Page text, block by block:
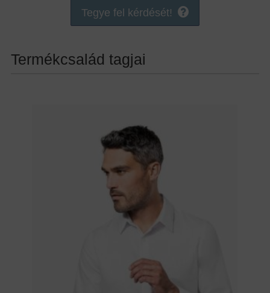
Tegye fel kérdését!
Termékcsalád tagjai